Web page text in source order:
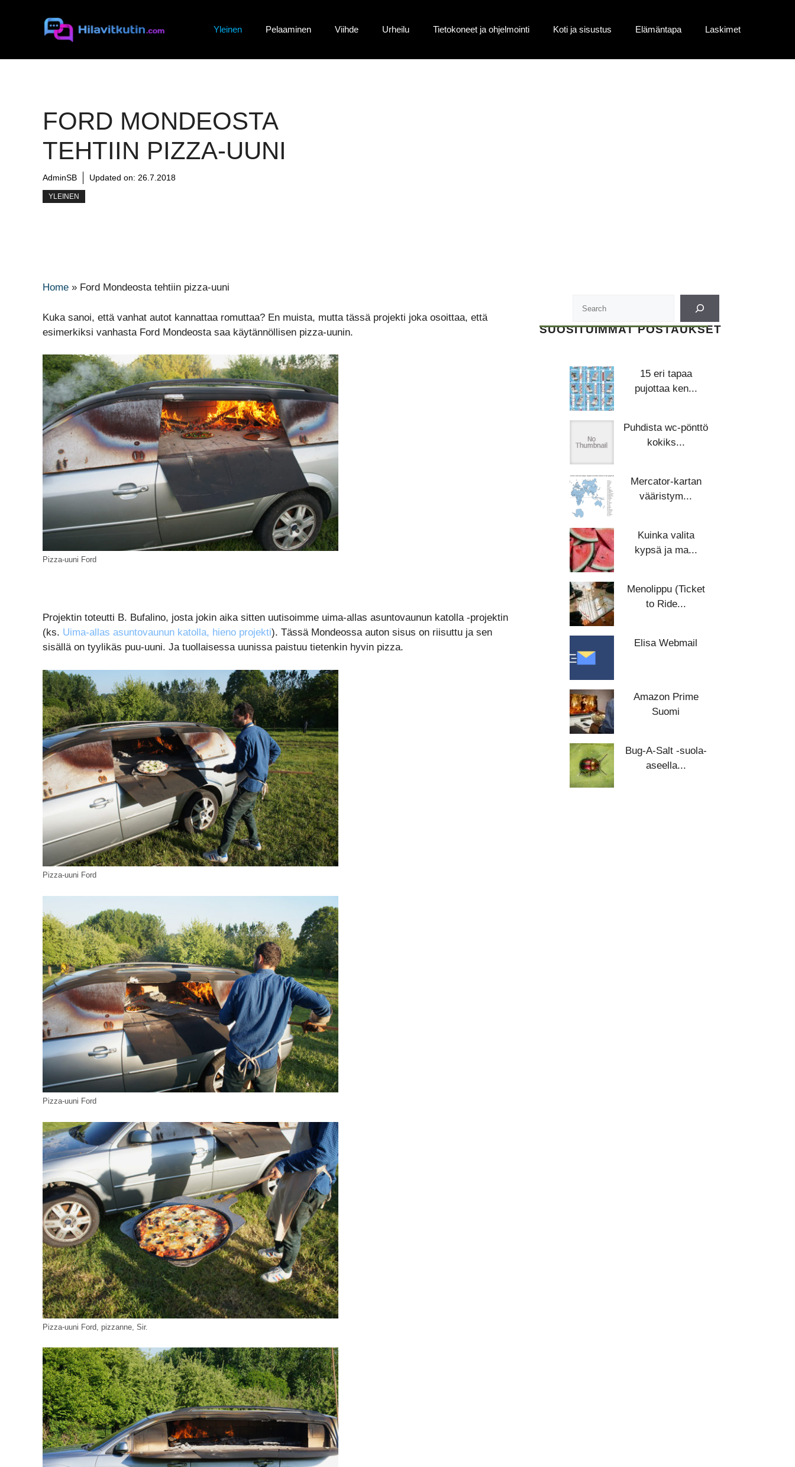
Yleinen Pelaaminen Viihde Urheilu Tietokoneet ja ohjelmointi Koti ja sisustus Elämäntapa Laskimet
FORD MONDEOSTA
TEHTIIN PIZZA-UUNI
AdminSB Updated on: 26.7.2018
YLEINEN
Home » Ford Mondeosta tehtiin pizza-uuni
Kuka sanoi, että vanhat autot kannattaa romuttaa? En muista, mutta tässä projekti joka osoittaa, että
esimerkiksi vanhasta Ford Mondeosta saa käytännöllisen pizza-uunin.
Pizza-uuni Ford
Projektin toteutti B. Bufalino, josta jokin aika sitten uutisoimme uima-allas asuntovaunun katolla -projektin
(ks. Uima-allas asuntovaunun katolla, hieno projekti). Tässä Mondeossa auton sisus on riisuttu ja sen
sisällä on tyylikäs puu-uuni. Ja tuollaisessa uunissa paistuu tietenkin hyvin pizza.
Pizza-uuni Ford
Pizza-uuni Ford
Pizza-uuni Ford, pizzanne, Sir.
SUOSITUIMMAT POSTAUKSET
15 eri tapaa
pujottaa ken...
Puhdista wc-pönttö
kokiks...
Mercator-kartan
vääristym...
Kuinka valita
kypsä ja ma...
Menolippu (Ticket
to Ride...
Elisa Webmail
Amazon Prime
Suomi
Bug-A-Salt -suola-
aseella...